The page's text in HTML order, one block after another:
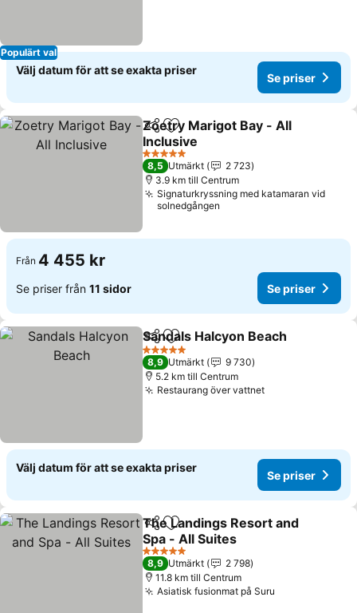
Populärt val
Välj datum för att se exakta priser
Se priser
Dela Lägg till i Mina Favoriter
Zoetry Marigot Bay - All
Inclusive
5 Stjärnor
8,5 Utmärkt
2 723
3.9 km till Centrum
Signaturkryssning med katamaran vid
solnedgången
Från 4 455 kr
Se priser från 11 sidor Se priser
Dela Lägg till i Mina Favoriter
Sandals Halcyon Beach
5 Stjärnor
8,9 Utmärkt
9 730
5.2 km till Centrum
Restaurang över vattnet
Välj datum för att se exakta priser
Se priser
Dela Lägg till i Mina Favoriter
The Landings Resort and
Spa - All Suites
5 Stjärnor
8,9 Utmärkt
2 798
11.8 km till Centrum
Asiatisk fusionmat på Suru